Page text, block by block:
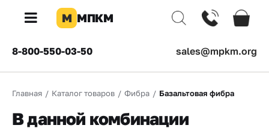
×
КОМПАНИЯ
О
М МПКМ
8-800-550-03-50 sales@mpkm.org
Главная / Каталог товаров / Фибра / Базальтовая фибра
В данной комбинации